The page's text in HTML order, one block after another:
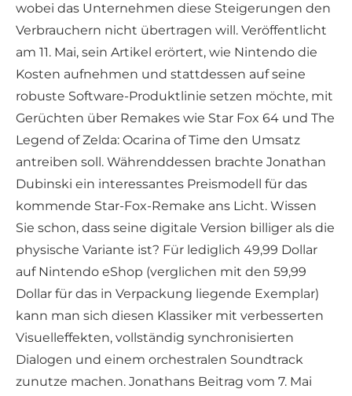
wobei das Unternehmen diese Steigerungen den
Verbrauchern nicht übertragen will. Veröffentlicht
am 11. Mai, sein Artikel erörtert, wie Nintendo die
Kosten aufnehmen und stattdessen auf seine
robuste Software-Produktlinie setzen möchte, mit
Gerüchten über Remakes wie Star Fox 64 und The
Legend of Zelda: Ocarina of Time den Umsatz
antreiben soll. Währenddessen brachte Jonathan
Dubinski ein interessantes Preismodell für das
kommende Star-Fox-Remake ans Licht. Wissen
Sie schon, dass seine digitale Version billiger als die
physische Variante ist? Für lediglich 49,99 Dollar
auf Nintendo eShop (verglichen mit den 59,99
Dollar für das in Verpackung liegende Exemplar)
kann man sich diesen Klassiker mit verbesserten
Visuelleffekten, vollständig synchronisierten
Dialogen und einem orchestralen Soundtrack
zunutze machen. Jonathans Beitrag vom 7. Mai